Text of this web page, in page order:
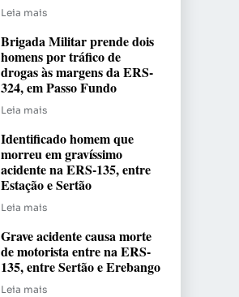
Leia mais
Brigada Militar prende dois
homens por tráfico de
drogas às margens da ERS-
324, em Passo Fundo
Leia mais
Identificado homem que
morreu em gravíssimo
acidente na ERS-135, entre
Estação e Sertão
Leia mais
Grave acidente causa morte
de motorista entre na ERS-
135, entre Sertão e Erebango
Leia mais